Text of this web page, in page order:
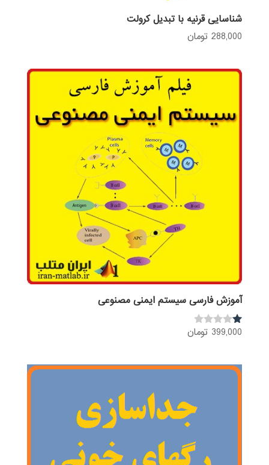
شناسایی قرنیه با تبدیل کرولت
288,000 تومان
آموزش فارسی سیستم ایمنی مصنوعی
نم
از
5
399,000 تومان